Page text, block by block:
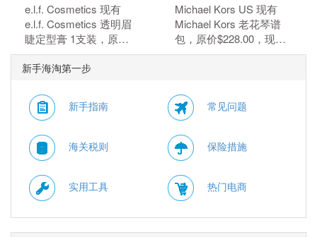
e.l.f. Cosmetics 现有
e.l.f. Cosmetics 透明眉
睫定型膏 1支装，原价
$4，现特价$3（约20.32
元）。 无需使用优惠
Michael Kors US 现有
Michael Kors 老花琴谱
包，原价$228.00，现特
价$50.15（约339.68
EXTRA15。
新手海淘第一步
新手指南 常见问题
海关税则 保险措施
实用工具 热门电商